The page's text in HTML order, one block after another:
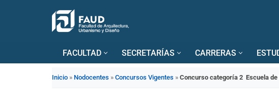
FACULTAD SECRETARÍAS CARRERAS
Inicio » Nodocentes » Concursos Vigentes » Concurso categoría 2 Escuela de